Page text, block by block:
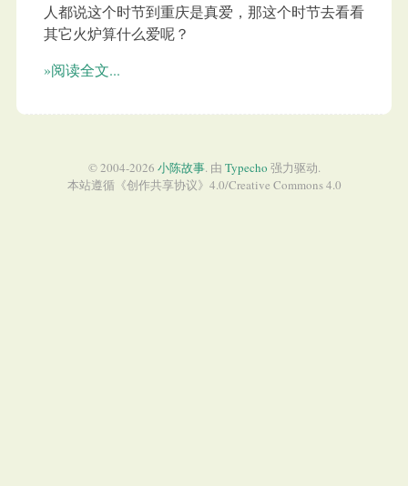
人都说这个时节到重庆是真爱，那这个时节去看看
其它火炉算什么爱呢？
»阅读全文...
© 2004-2026 小陈故事. 由 Typecho 强力驱动.
本站遵循《创作共享协议》4.0/Creative Commons 4.0